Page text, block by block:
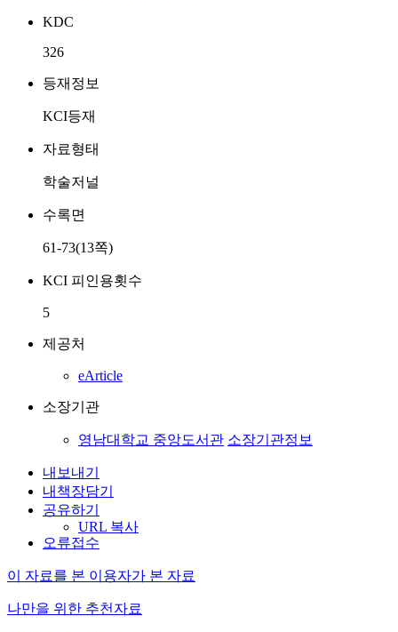
KDC
326
등재정보
KCI등재
자료형태
학술저널
수록면
61-73(13쪽)
KCI 피인용횟수
5
제공처
eArticle
소장기관
영남대학교 중앙도서관 소장기관정보
내보내기
내책장담기
공유하기
URL 복사
오류접수
이 자료를 본 이용자가 본 자료
나만을 위한 추천자료